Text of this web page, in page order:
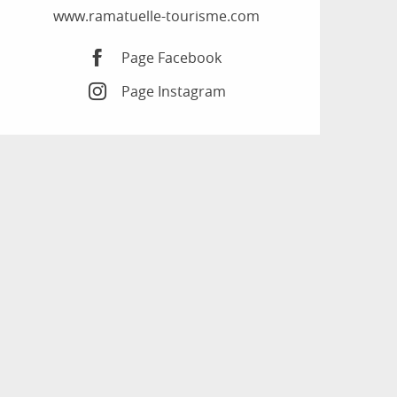
www.ramatuelle-tourisme.com
Page Facebook
Page Instagram